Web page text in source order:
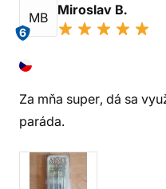
MB
6
Miroslav B.
Za mňa super, dá sa
paráda.